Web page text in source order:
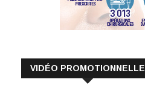
VIDÉO PROMOTIONNELLE